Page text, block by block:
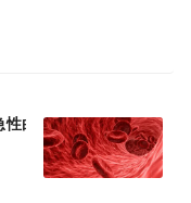
白血病治疗迎来里程碑